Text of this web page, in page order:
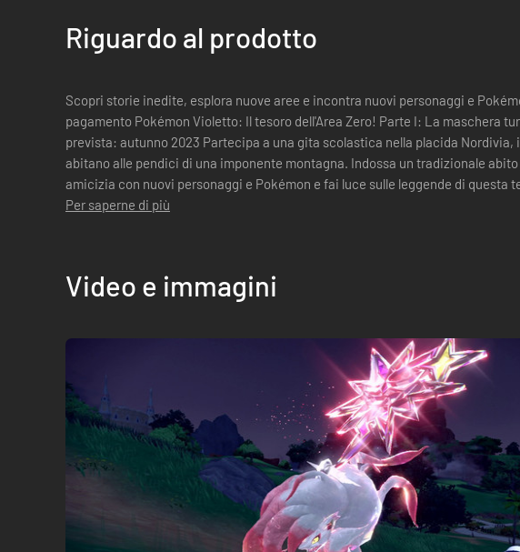
Riguardo al prodotto
Scopri storie inedite, esplora nuove aree e incontra nuovi personaggi e
pagamento Pokémon Violetto: Il tesoro dell'Area Zero! Parte I: La maschera turchese – Uscita
prevista: autunno 2023 Partecipa a una gita scolastica nella placida Nordivia, i cui abitanti
abitano alle pendici di una imponente montagna. Indossa un tradizionale
amicizia con nuovi personaggi e Pokémon e fai luce sulle leggende di questa
Okidogi, Munkidori e Fezand...
Per saperne di più
Video e immagini